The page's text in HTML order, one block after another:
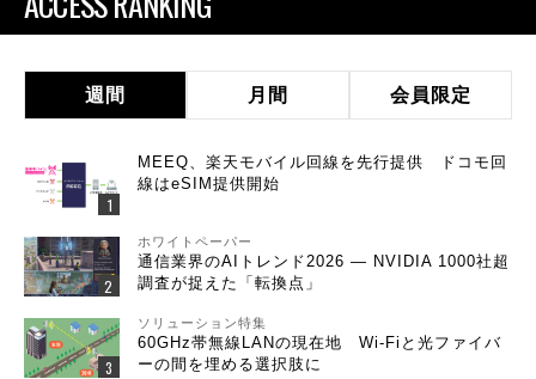
週間 月間 会員限定
MEEQ、楽天モバイル回線を先行提供 ドコモ回
線はeSIM提供開始
ホワイトペーパー
通信業界のAIトレンド2026 ― NVIDIA 1000社超
調査が捉えた「転換点」
ソリューション特集
60GHz帯無線LANの現在地 Wi-Fiと光ファイバ
ーの間を埋める選択肢に